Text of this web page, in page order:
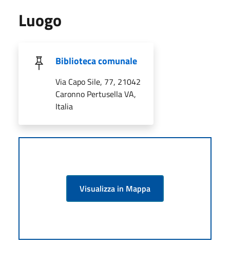
Luogo
Biblioteca comunale
Via Capo Sile, 77, 21042
Caronno Pertusella VA,
Italia
Visualizza in Mappa